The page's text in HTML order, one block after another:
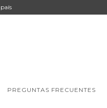
PREGUNTAS FRECUENTES